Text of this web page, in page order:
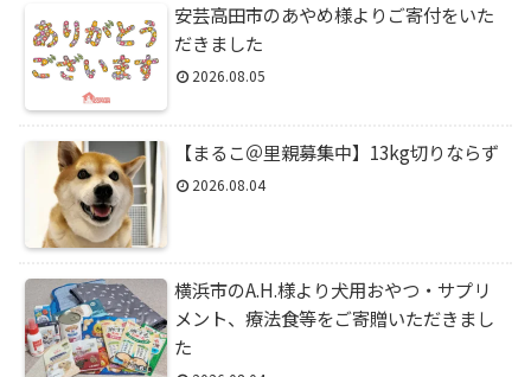
安芸高田市のあやめ様よりご寄付をいた
だきました
2026.08.05
【まるこ＠里親募集中】13kg切りならず
2026.08.04
横浜市のA.H.様より犬用おやつ・サプリ
メント、療法食等をご寄贈いただきまし
た